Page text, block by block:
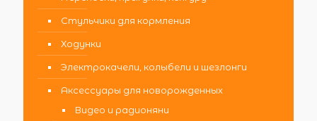
Стульчики для кормления
Ходунки
Электрокачели, колыбели и шезлонги
Аксессуары для новорожденных
Видео и радионяни